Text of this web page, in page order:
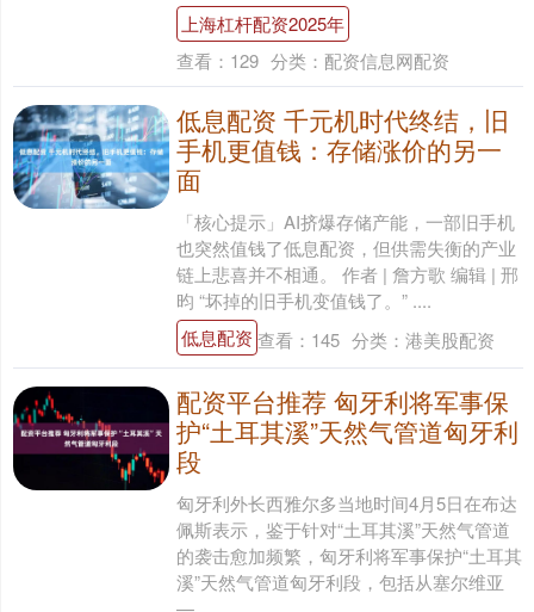
上海杠杆配资2025年
查看： 129 分类： 配资信息网配资
低息配资 千元机时代终结，旧
手机更值钱：存储涨价的另一
面
「核心提示」AI挤爆存储产能，一部旧手机
也突然值钱了低息配资，但供需失衡的产业
链上悲喜并不相通。 作者 | 詹方歌 编辑 | 邢
昀 “坏掉的旧手机变值钱了。” ....
低息配资 查看： 145 分类： 港美股配资
配资平台推荐 匈牙利将军事保
护“土耳其溪”天然气管道匈牙利
段
匈牙利外长西雅尔多当地时间4月5日在布达
佩斯表示，鉴于针对“土耳其溪”天然气管道
的袭击愈加频繁，匈牙利将军事保护“土耳其
溪”天然气管道匈牙利段，包括从塞尔维亚